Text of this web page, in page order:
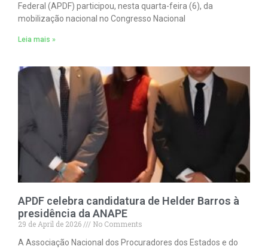
Federal (APDF) participou, nesta quarta-feira (6), da
mobilização nacional no Congresso Nacional
Leia mais »
APDF celebra candidatura de Helder Barros à
presidência da ANAPE
29 de April de 2026
No Comments
A Associação Nacional dos Procuradores dos Estados e do